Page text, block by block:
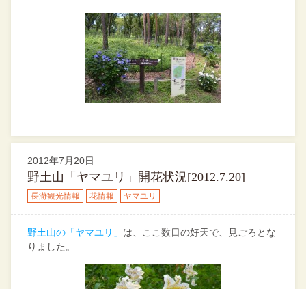
2012年7月20日
野土山「ヤマユリ」開花状況[2012.7.20]
長瀞観光情報 花情報 ヤマユリ
野土山の「ヤマユリ」 は、ここ数日の好天で、見ごろとな
りました。